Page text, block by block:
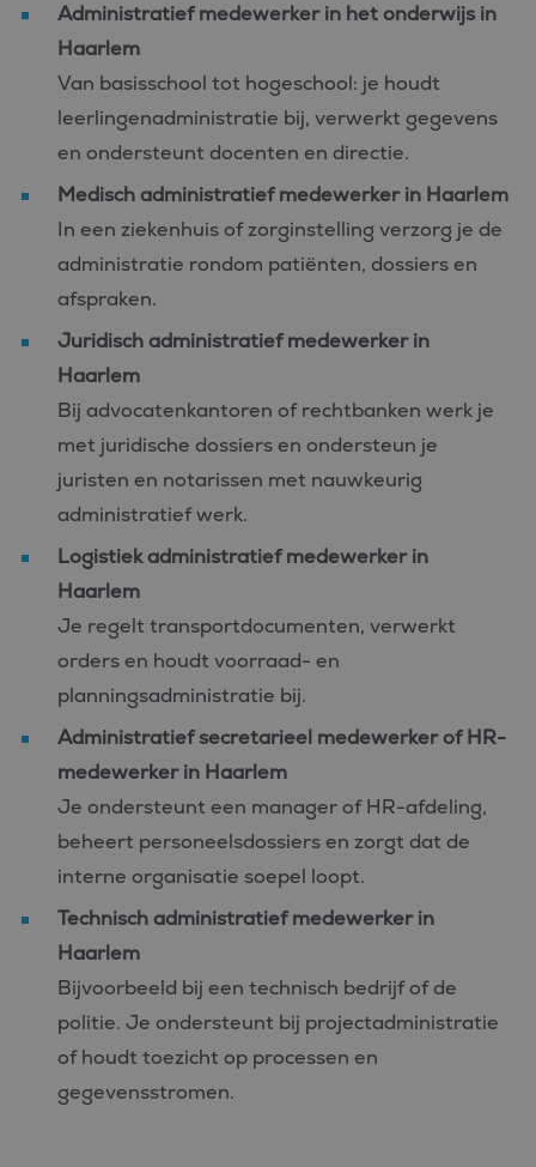
Administratief medewerker in het onderwijs in
Haarlem
Van basisschool tot hogeschool: je houdt
leerlingenadministratie bij, verwerkt gegevens
en ondersteunt docenten en directie.
Medisch administratief medewerker in Haarlem
In een ziekenhuis of zorginstelling verzorg je de
administratie rondom patiënten, dossiers en
afspraken.
Juridisch administratief medewerker in
Haarlem
Bij advocatenkantoren of rechtbanken werk je
met juridische dossiers en ondersteun je
juristen en notarissen met nauwkeurig
administratief werk.
Logistiek administratief medewerker in
Haarlem
Je regelt transportdocumenten, verwerkt
orders en houdt voorraad- en
planningsadministratie bij.
Administratief secretarieel medewerker of HR-
medewerker in Haarlem
Je ondersteunt een manager of HR-afdeling,
beheert personeelsdossiers en zorgt dat de
interne organisatie soepel loopt.
Technisch administratief medewerker in
Haarlem
Bijvoorbeeld bij een technisch bedrijf of de
politie. Je ondersteunt bij projectadministratie
of houdt toezicht op processen en
gegevensstromen.